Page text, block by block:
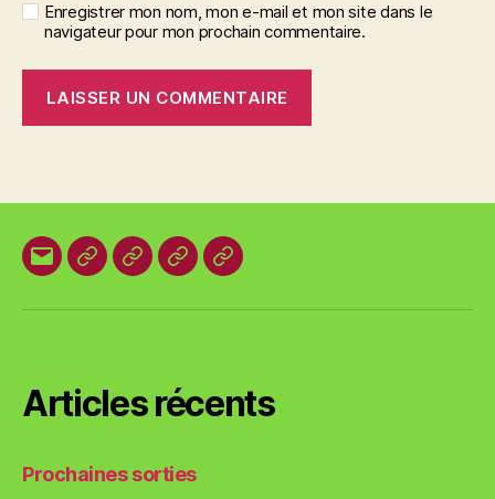
Enregistrer mon nom, mon e-mail et mon site dans le
navigateur pour mon prochain commentaire.
E-
Organisation
Animations
VestesBrevets
Articles récents
Prochaines sorties